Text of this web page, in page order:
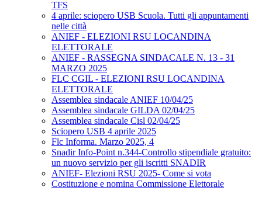
TFS
4 aprile: sciopero USB Scuola. Tutti gli appuntamenti
nelle città
ANIEF - ELEZIONI RSU LOCANDINA
ELETTORALE
ANIEF - RASSEGNA SINDACALE N. 13 - 31
MARZO 2025
FLC CGIL - ELEZIONI RSU LOCANDINA
ELETTORALE
Assemblea sindacale ANIEF 10/04/25
Assemblea sindacale GILDA 02/04/25
Assemblea sindacale Cisl 02/04/25
Sciopero USB 4 aprile 2025
Flc Informa. Marzo 2025, 4
Snadir Info-Point n.344-Controllo stipendiale gratuito:
un nuovo servizio per gli iscritti SNADIR
ANIEF- Elezioni RSU 2025- Come si vota
Costituzione e nomina Commissione Elettorale